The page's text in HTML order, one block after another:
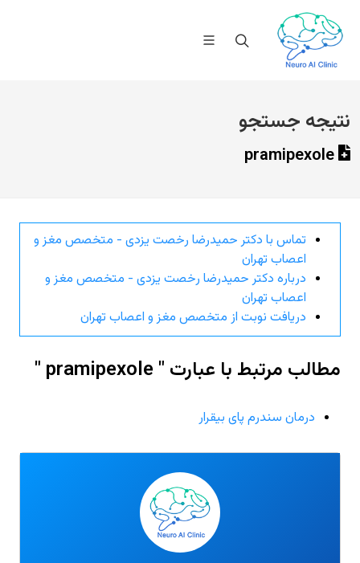
نتیجه جستجو
تماس با دکتر حمیدرضا رخصت یزدی - متخصص مغز و
اعصاب تهران
درباره دکتر حمیدرضا رخصت یزدی - متخصص مغز و
اعصاب تهران
دریافت نوبت از متخصص مغز و اعصاب تهران
مطالب مرتبط با عبارت " pramipexole "
درمان سندرم پای بیقرار